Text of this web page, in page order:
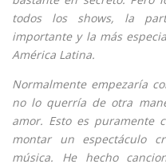
todos los shows, la
importante y la más
América Latina.
Normalmente empezaría
no lo querría de otra
amor. Esto es puramente
montar un espectáculo
música. He hecho